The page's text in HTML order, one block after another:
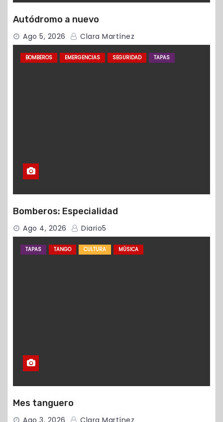
Autódromo a nuevo
Ago 5, 2026 Clara Martínez
BOMBEROS EMERGENCIAS SEGURIDAD TAPAS
Bomberos: Especialidad
Ago 4, 2026 Diario5
TAPAS TANGO CULTURA MÚSICA
Mes tanguero
Ago 3, 2026 Clara Martínez